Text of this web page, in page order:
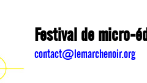
Festival de micro-
contact@lemarchenoir.org